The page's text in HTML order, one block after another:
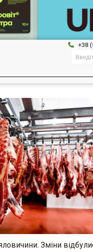
+38
Search
Зміни